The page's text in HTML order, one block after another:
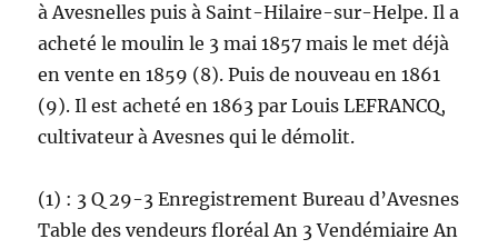
à Avesnelles puis à Saint-Hilaire-sur-Helpe. Il a
acheté le moulin le 3 mai 1857 mais le met déjà
en vente en 1859 (8). Puis de nouveau en 1861
(9). Il est acheté en 1863 par Louis LEFRANCQ,
cultivateur à Avesnes qui le démolit.
(1) : 3 Q 29-3 Enregistrement Bureau d’Avesnes
Table des vendeurs floréal An 3 Vendémiaire An